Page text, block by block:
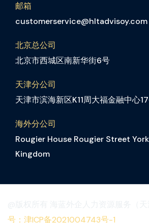
邮箱
customerservice@hltadvisoy.com
北京总公司
北京市西城区南新华街6号
天津分公司
天津市滨海新区K11周大福金融中心
海外分公司
Rougier House Rougier Street
Kingdom
号：津ICP备2021004743号-1